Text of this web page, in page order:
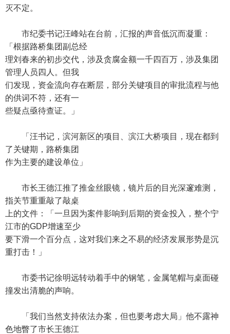
灭不定。
市纪委书记汪峰站在台前，汇报的声音低沉而凝重：
「根据路桥集团副总经
理刘春来的初步交代，涉及贪腐金额一千四百万，涉及集团
管理人员四人。但我
们发现，资金流向存在断层，部分关键项目的审批流程与他
的供词不符，还有一
些疑点亟待查证。」
「汪书记，滨河新区的项目、滨江大桥项目，现在都到
了关键期，路桥集团
作为主要的建设单位」
市长王德江推了推金丝眼镜，镜片后的目光深邃难测，
指关节重重敲了敲桌
上的文件：「一旦因为案件影响到后期的资金投入，整个宁
江市的GDP增速至少
要下滑一个百分点，这对我们来之不易的经济发展形势是沉
重打击！」
市委书记徐明远转动着手中的钢笔，金属笔帽与桌面碰
撞发出清脆的声响。
「我们当然支持依法办案，但也要考虑大局」他不露神
色地瞥了市长王德江